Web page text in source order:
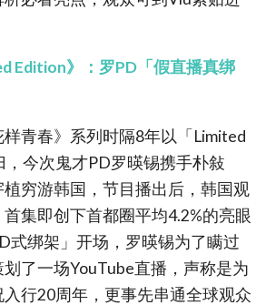
Edition》：罗PD「假直播真绑
青春》系列时隔8年以「Limited
，今次鬼才PD罗暎锡携手朴敍
穷游韩国，节目播出后，韩国观
集即创下首都圈平均4.2%的亮眼
式绑架」开场，罗暎锡为了瞒过
了一场YouTube直播，声称是为
行20周年，更事先串通全球观众